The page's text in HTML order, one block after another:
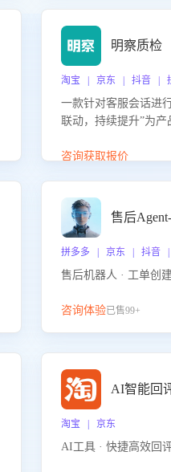
明察质检
淘宝 | 京东 | 抖音 |
一款针对客服会话进
联动，持续提升”为
联动，持续提升客服
咨询获取报价
售后
拼多多 | 京东 | 抖音 |
售后机器人 · 工单创
咨询体验已售99+
AI智能回
淘宝 | 京东
AI工具 · 快捷高效回